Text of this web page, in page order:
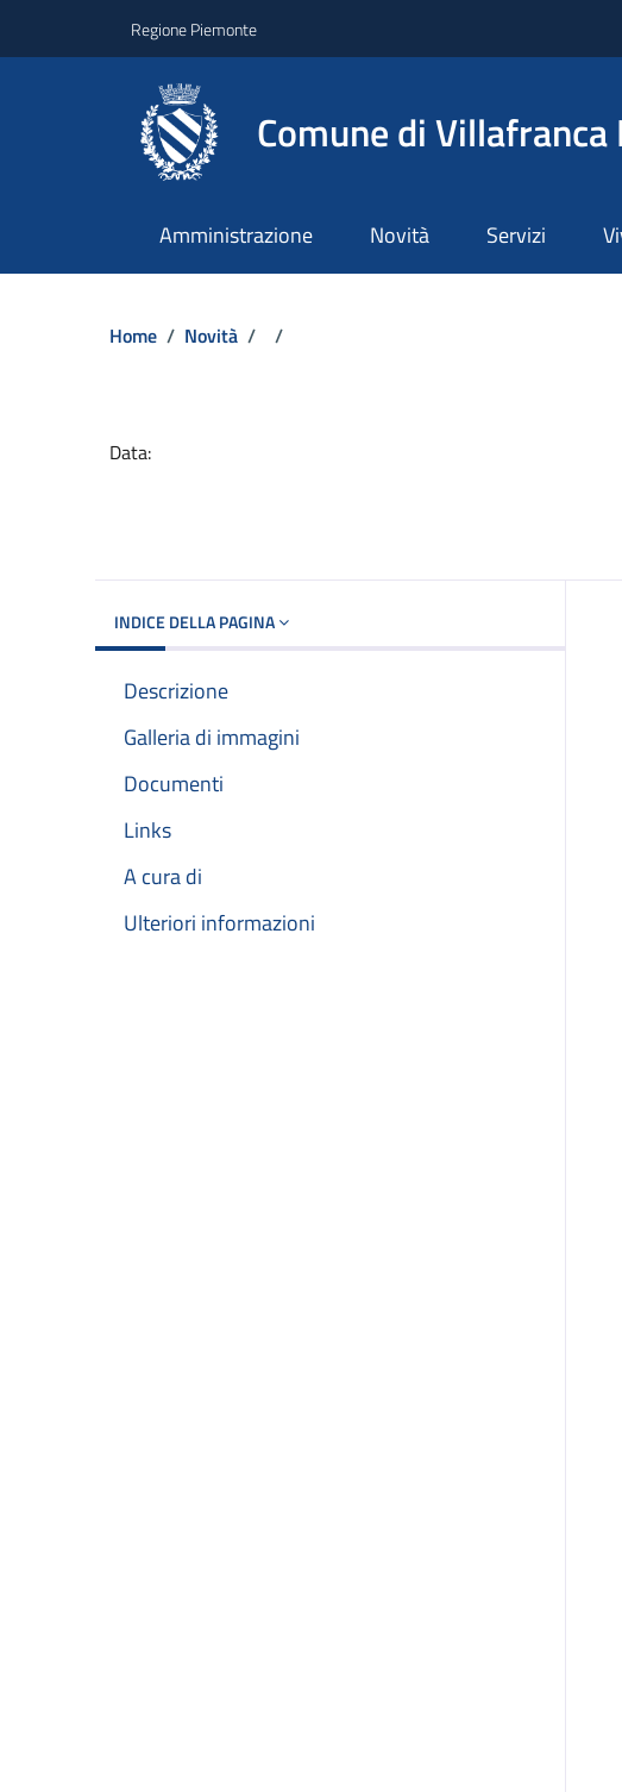
Regione Piemonte
Comune di
Amministrazione Novità Servizi
Home / Novità / /
Data:
INDICE DELLA PAGINA
Descrizione
Galleria di immagini
Documenti
Links
A cura di
Ulteriori informazioni